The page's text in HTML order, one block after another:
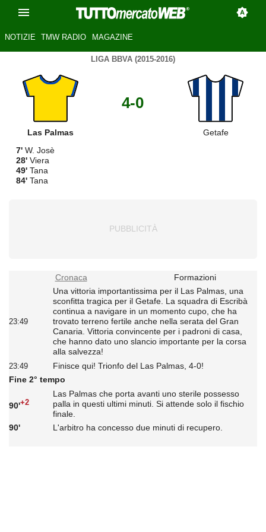
NOTIZIE TMW RADIO MAGAZINE
LIGA BBVA (2015-2016)
Las Palmas
4-0
Getafe
7' W. Josè
28' Viera
49' Tana
84' Tana
Cronaca Formazioni
23:49
Una vittoria importantissima per il Las Palmas, una
sconfitta tragica per il Getafe. La squadra di Escribà
continua a navigare in un momento cupo, che ha
trovato terreno fertile anche nella serata del Gran
Canaria. Vittoria convincente per i padroni di casa,
che hanno dato uno slancio importante per la corsa
alla salvezza!
23:49
Finisce qui! Trionfo del Las Palmas, 4-0!
Fine 2° tempo
90'+2
Las Palmas che porta avanti uno sterile possesso
palla in questi ultimi minuti. Si attende solo il fischio
finale.
90'
L'arbitro ha concesso due minuti di recupero.